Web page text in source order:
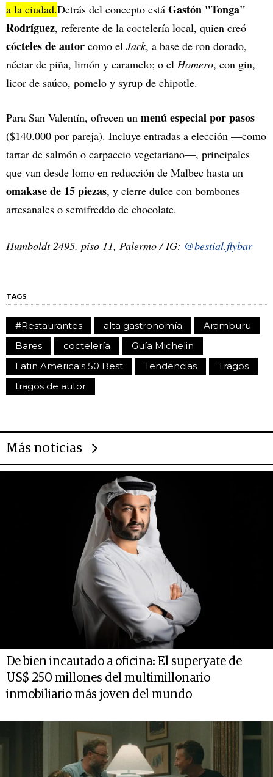
a la ciudad.Detrás del concepto está Gastón "Tonga"
Rodríguez, referente de la coctelería local, quien creó
cócteles de autor como el Jack, a base de ron dorado,
néctar de piña, limón y caramelo; o el Homero, con gin,
licor de saúco, pomelo y syrup de chipotle.
Para San Valentín, ofrecen un menú especial por pasos
($140.000 por pareja). Incluye entradas a elección —como
tartar de salmón o carpaccio vegetariano—, principales
que van desde lomo en reducción de Malbec hasta un
omakase de 15 piezas, y cierre dulce con bombones
artesanales o semifreddo de chocolate.
Humboldt 2495, piso 11, Palermo / IG: @bestial.flybar
TAGS
#Restaurantes alta gastronomía
Aramburu
Bares
coctelería
Guía Michelin
Latin America's 50 Best
Tendencias
Tragos
tragos de autor
Más noticias
De bien incautado a oficina: El superyate de
US$ 250 millones del multimillonario
inmobiliario más joven del mundo